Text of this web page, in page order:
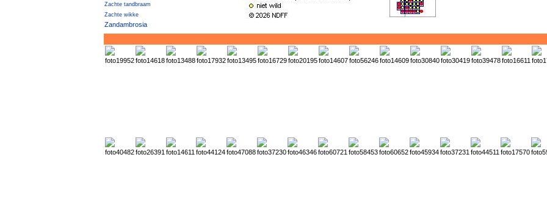
Zachte tandbraam
Zachte wikke
Zandambrosia
Zandanjer
Zandbankwilg
Zandblauwtje
Zandbloem
Zandstruisgras
Zandteunisbloem